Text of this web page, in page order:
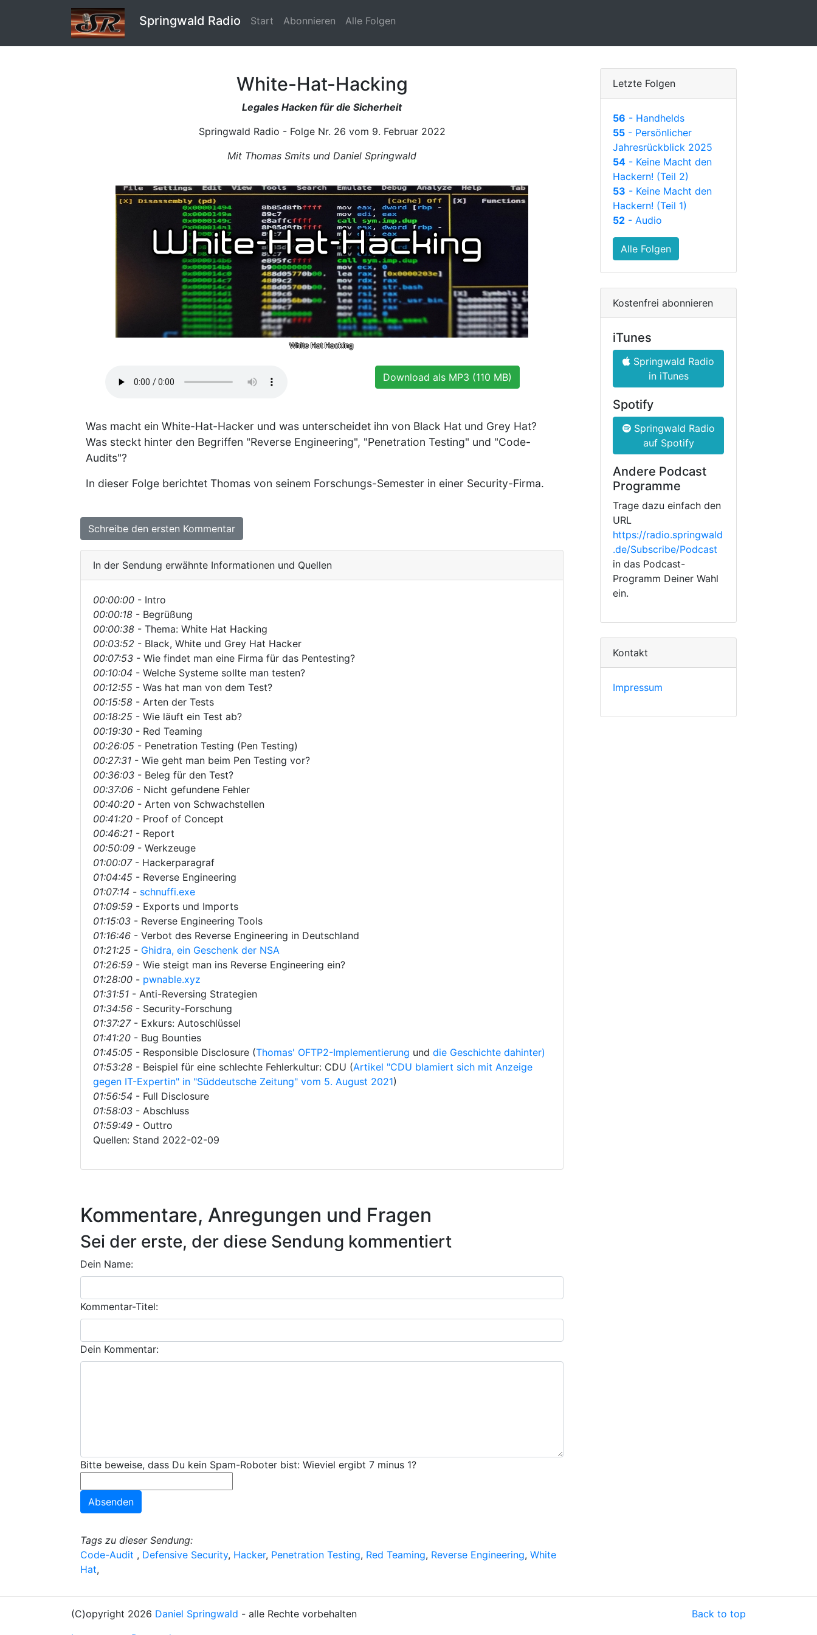
Springwald Radio Start Abonnieren Alle Folgen
White-Hat-Hacking
Legales Hacken für die Sicherheit
Springwald Radio - Folge Nr. 26 vom 9. Februar 2022
Mit Thomas Smits und Daniel Springwald
White Hat Hacking
Download als MP3 (110 MB)
Was macht ein White-Hat-Hacker und was unterscheidet ihn von Black Hat und Grey Hat?
Was steckt hinter den Begriffen "Reverse Engineering", "Penetration Testing" und "Code-
Audits"?
In dieser Folge berichtet Thomas von seinem Forschungs-Semester in einer Security-Firma.
Schreibe den ersten Kommentar
In der Sendung erwähnte Informationen und Quellen
00:00:00 - Intro
00:00:18 - Begrüßung
00:00:38 - Thema: White Hat Hacking
00:03:52 - Black, White und Grey Hat Hacker
00:07:53 - Wie findet man eine Firma für das Pentesting?
00:10:04 - Welche Systeme sollte man testen?
00:12:55 - Was hat man von dem Test?
00:15:58 - Arten der Tests
00:18:25 - Wie läuft ein Test ab?
00:19:30 - Red Teaming
00:26:05 - Penetration Testing (Pen Testing)
00:27:31 - Wie geht man beim Pen Testing vor?
00:36:03 - Beleg für den Test?
00:37:06 - Nicht gefundene Fehler
00:40:20 - Arten von Schwachstellen
00:41:20 - Proof of Concept
00:46:21 - Report
00:50:09 - Werkzeuge
01:00:07- Hackerparagraf
01:04:45 - Reverse Engineering
01:07:14 - schnuffi.exe
01:09:59 - Exports und Imports
01:15:03 - Reverse Engineering Tools
01:16:46 - Verbot des Reverse Engineering in Deutschland
01:21:25 - Ghidra, ein Geschenk der NSA
01:26:59 - Wie steigt man ins Reverse Engineering ein?
01:28:00 - pwnable.xyz
01:31:51 - Anti-Reversing Strategien
01:34:56 - Security-Forschung
01:37:27- Exkurs: Autoschlüssel
01:41:20 - Bug Bounties
01:45:05 - Responsible Disclosure (Thomas' OFTP2-Implementierung und die Geschichte dahinter)
01:53:28 - Beispiel für eine schlechte Fehlerkultur: CDU (Artikel "CDU blamiert sich mit Anzeige
gegen IT-Expertin" in "Süddeutsche Zeitung" vom 5. August 2021)
01:56:54 - Full Disclosure
01:58:03 - Abschluss
01:59:49 - Outtro
Quellen: Stand 2022-02-09
Kommentare, Anregungen und Fragen
Sei der erste, der diese Sendung kommentiert
Dein Name:
Kommentar-Titel:
Dein Kommentar:
Bitte beweise, dass Du kein Spam-Roboter bist: Wieviel ergibt 7 minus 1?
Tags zu dieser Sendung:
Code-Audit , Defensive Security, Hacker, Penetration Testing, Red Teaming, Reverse Engineering, White
Hat,
Letzte Folgen
56 - Handhelds
55 - Persönlicher
Jahresrückblick 2025
54 - Keine Macht den
Hackern! (Teil 2)
53 - Keine Macht den
Hackern! (Teil 1)
52 - Audio
Alle Folgen
Kostenfrei abonnieren
iTunes
Springwald Radio
in iTunes
Spotify
Springwald Radio
auf Spotify
Andere Podcast
Programme
Trage dazu einfach den
URL
https://radio.springwald
.de/Subscribe/Podcast
in das Podcast-
Programm Deiner Wahl
ein.
Kontakt
Impressum
Back to top
(C)opyright 2026 Daniel Springwald - alle Rechte vorbehalten